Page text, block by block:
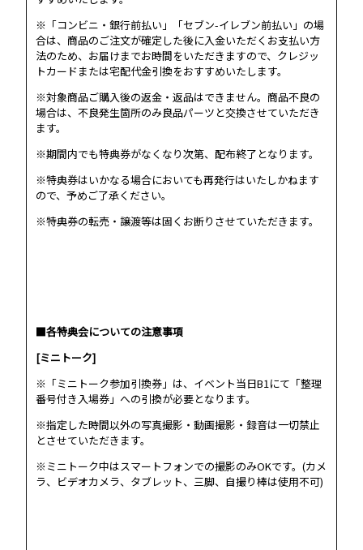
※「コンビニ・銀行前払い」「セブン-イレブン前払い」の場
合は、商品のご注文が確定した後に入金いただくお支払い方
法のため、お届けまでお時間をいただきますので、クレジッ
トカードまたは宅配代金引換をおすすめいたします。
※対象商品ご購入後の返金・返品はできません。商品不良の
場合は、不良発生箇所のみ良品パーツと交換させていただき
ます。
※期間内でも特典券がなくなり次第、配布終了となります。
※特典券はいかなる場合においても再発行はいたしかねます
ので、予めご了承ください。
※特典券の転売・譲渡等は固くお断りさせていただきます。
■各特典会についての注意事項
[ミニトーク]
※「ミニトーク参加引換券」は、イベント当日B1にて「整理
番号付き入場券」への引換が必要となります。
※指定した時間以外の写真撮影・動画撮影・録音は一切禁止
とさせていただきます。
※ミニトーク中はスマートフォンでの撮影のみOKです。(カメ
ラ、ビデオカメラ、タブレット、三脚、自撮り棒は使用不可)